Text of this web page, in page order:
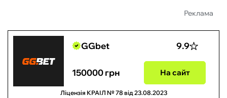
Реклама
GGbet 9.9
150000 грн На сайт
Ліцензія КРАІЛ № 78 від 23.08.2023